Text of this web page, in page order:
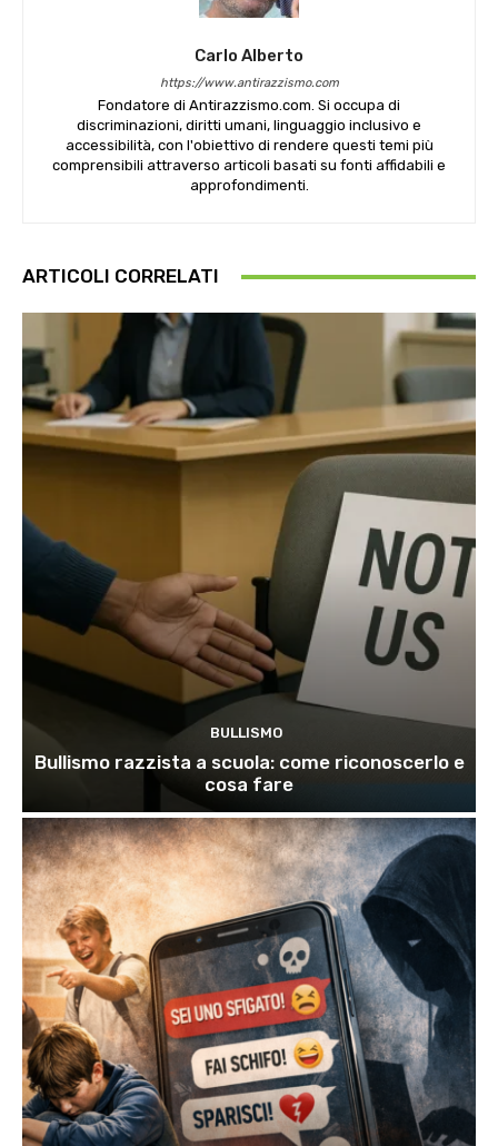
Carlo Alberto
https://www.antirazzismo.com
Fondatore di Antirazzismo.com. Si occupa di
discriminazioni, diritti umani, linguaggio inclusivo e
accessibilità, con l'obiettivo di rendere questi temi più
comprensibili attraverso articoli basati su fonti affidabili e
approfondimenti.
ARTICOLI CORRELATI
BULLISMO
Bullismo razzista a scuola: come riconoscerlo e
cosa fare